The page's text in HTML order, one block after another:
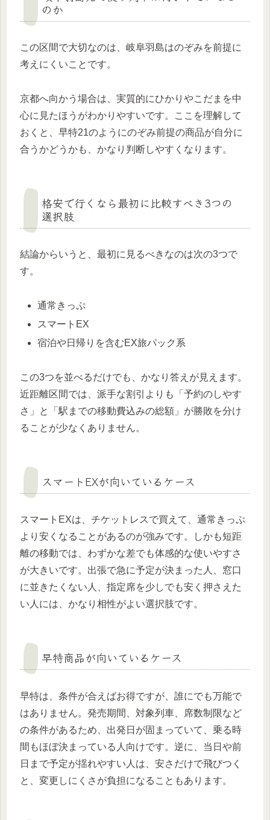
のか
この区間で大切なのは、岐阜羽島はのぞみを前提に
考えにくいことです。
京都へ向かう場合は、実質的にひかりやこだまを中
心に見たほうがわかりやすいです。ここを理解して
おくと、早特21のようにのぞみ前提の商品が自分に
合うかどうかも、かなり判断しやすくなります。
格安で行くなら最初に比較すべき3つの
選択肢
結論からいうと、最初に見るべきなのは次の3つで
す。
通常きっぷ
スマートEX
宿泊や日帰りを含むEX旅パック系
この3つを並べるだけでも、かなり答えが見えます。
近距離区間では、派手な割引よりも「予約のしやす
さ」と「駅までの移動費込みの総額」が勝敗を分け
ることが少なくありません。
スマートEXが向いているケース
スマートEXは、チケットレスで買えて、通常きっぷ
より安くなることがあるのが強みです。しかも短距
離の移動では、わずかな差でも体感的な使いやすさ
が大きいです。出張で急に予定が決まった人、窓口
に並きたくない人、指定席を少しでも安く押さえた
い人には、かなり相性がよい選択肢です。
早特商品が向いているケース
早特は、条件が合えばお得ですが、誰にでも万能で
はありません。発売期間、対象列車、席数制限など
の条件があるため、出発日が固まっていて、乗る時
間もほぼ決まっている人向けです。逆に、当日や前
日まで予定が揺れやすい人は、安さだけで飛びつく
と、変更しにくさが負担になることもあります。